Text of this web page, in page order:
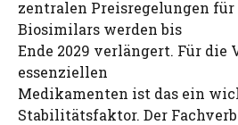
zentralen Preisregelungen für
Biosimilars werden bis
Ende 2029 verlängert. Für die
essenziellen
Medikamenten ist das ein
Stabilitätsfaktor. Der